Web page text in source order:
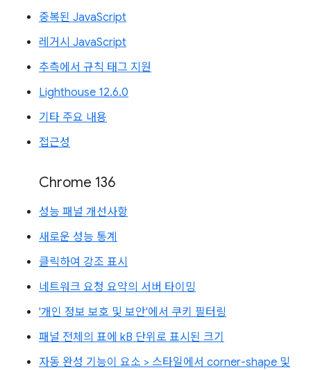
중복된 JavaScript
레거시 JavaScript
추측에서 규칙 태그 지원
Lighthouse 12.6.0
기타 주요 내용
접근성
Chrome 136
성능 패널 개선사항
새로운 성능 통계
클릭하여 강조 표시
네트워크 요청 요약의 서버 타이밍
'개인 정보 보호 및 보안'에서 쿠키 필터링
패널 전체의 표에 kB 단위로 표시된 크기
자동 완성 기능이 요소 > 스타일에서 corner-shape 및